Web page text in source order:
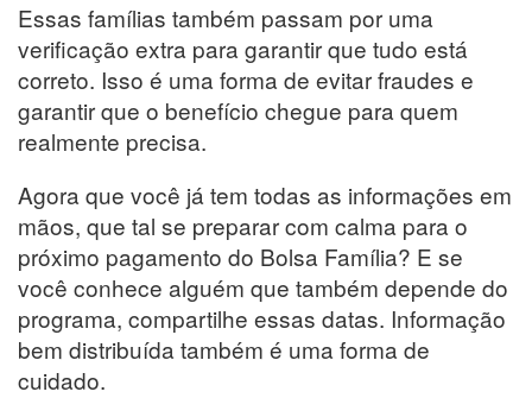
Essas famílias também passam por uma
verificação extra para garantir que tudo está
correto. Isso é uma forma de evitar fraudes e
garantir que o benefício chegue para quem
realmente precisa.
Agora que você já tem todas as informações em
mãos, que tal se preparar com calma para o
próximo pagamento do Bolsa Família? E se
você conhece alguém que também depende do
programa, compartilhe essas datas. Informação
bem distribuída também é uma forma de
cuidado.